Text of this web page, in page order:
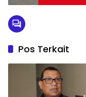
Pos Terkait